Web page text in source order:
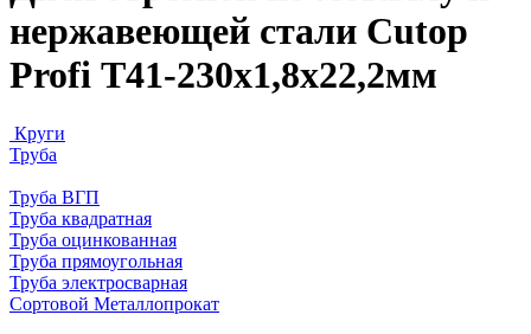
нержавеющей стали Cutop
Profi Т41-230х1,8х22,2мм
Круги
Труба
Труба ВГП
Труба квадратная
Труба оцинкованная
Труба прямоугольная
Труба электросварная
Сортовой Металлопрокат